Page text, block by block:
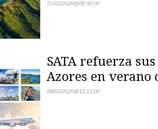
21/05/2026@09:30:00
SATA refuerza
Azores en verano
08/05/2026@10:15:00